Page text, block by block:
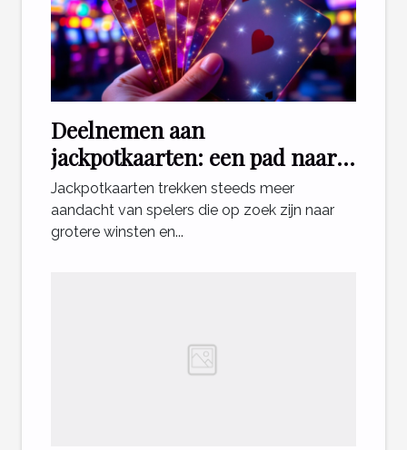
Deelnemen aan
jackpotkaarten: een pad naar
grotere winsten?
Jackpotkaarten trekken steeds meer
aandacht van spelers die op zoek zijn naar
grotere winsten en...